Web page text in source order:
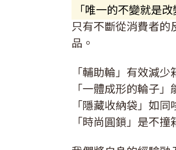
「唯一的不變就是改
只有不斷從消費者
品。
「輔助輪」有效減少
「一體成形的輪子
「隱藏收納袋」如
「時尚圓鎖」是不